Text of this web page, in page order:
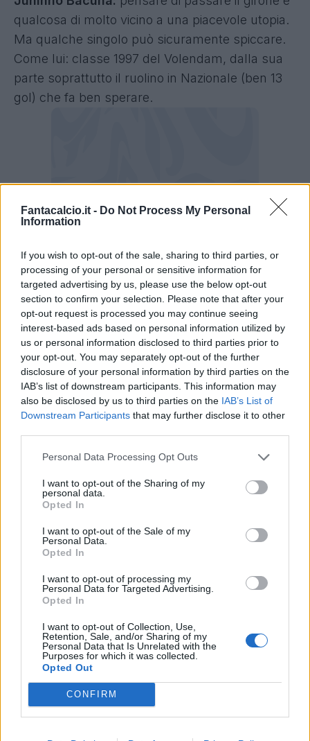
Fantacalcio.it - Do Not Process My Personal
Information
If you wish to opt-out of the sale, sharing to third parties, or
processing of your personal or sensitive information for
targeted advertising by us, please use the below opt-out
section to confirm your selection. Please note that after your
opt-out request is processed you may continue seeing
interest-based ads based on personal information utilized by
us or personal information disclosed to third parties prior to
your opt-out. You may separately opt-out of the further
disclosure of your personal information by third parties on the
IAB’s list of downstream participants. This information may
also be disclosed by us to third parties on the IAB’s List of
Downstream Participants that may further disclose it to other
Personal Data Processing Opt Outs
I want to opt-out of the Sharing of my
personal data.
Opted In
I want to opt-out of the Sale of my
Personal Data.
Opted In
I want to opt-out of processing my
Personal Data for Targeted Advertising.
Opted In
I want to opt-out of Collection, Use,
Retention, Sale, and/or Sharing of my
Personal Data that Is Unrelated with the
Purposes for which it was collected.
Opted Out
CONFIRM
qualcosa di molto vicino a una piacevole utopia.
Ma qualche singolo può sicuramente spiccare.
Come lui: classe 1997 del Volendam, dalla sua
parte soprattutto il ruolino in Nazionale (ben 13
gol) che fa ben sperare.
CLICCA QUI PER LA LISTA BONUS DI
CURACAO AL FANTAMONDIALE
LISTA BONUS CURACAO
(Charleroi) Lafont (Panathīnaïkos)
Difensori:
(Auxerre) O. Diomandé (Sporting) Doué
(Strasburgo) Konan (Gil Vicente) Kossounou
(Galatasaray)
Centrocampisti:
Guiagon (Charleroi) Kessié (Al-Ahli) Inao
Oulai (Trabzonspor) Sangaré (Nottingham
Forest) Seri (Maribor)
Attaccanti:Adingra (Monaco) Bonny
(Inter) A. Diallo (Manchester United) Diakité